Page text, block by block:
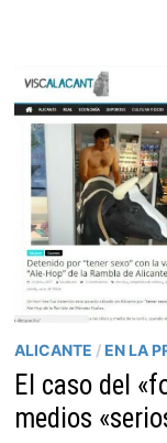
ALICANTE / EN LA
El caso del
medios